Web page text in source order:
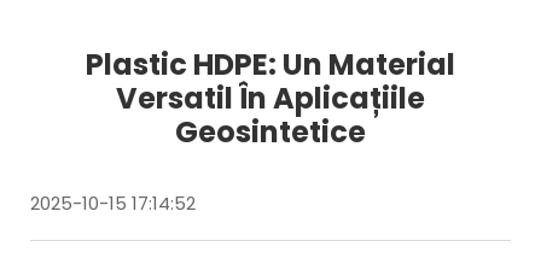
Plastic HDPE: Un Material
Versatil În Aplicațiile
Geosintetice
2025-10-15 17:14:52